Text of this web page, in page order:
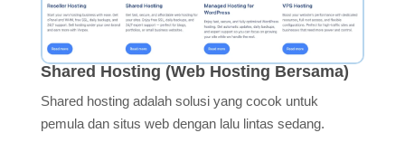
Shared Hosting (Web Hosting Bersama)
Shared hosting adalah solusi yang cocok untuk
pemula dan situs web dengan lalu lintas sedang.